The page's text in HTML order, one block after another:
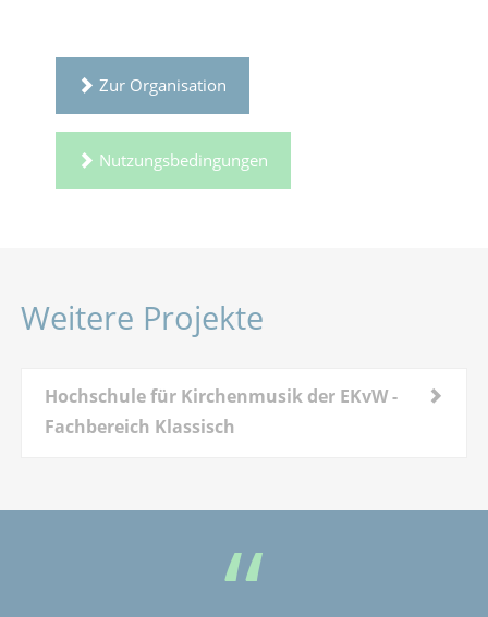
Zur Organisation
Nutzungsbedingungen
Weitere Projekte
Hochschule für Kirchenmusik der EKvW -
Fachbereich Klassisch